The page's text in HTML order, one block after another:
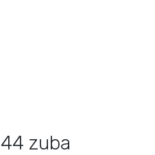
zuba